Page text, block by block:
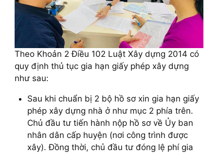
Theo Khoản 2 Điều 102 Luật Xây dựng 2014 có
quy định thủ tục gia hạn giấy phép xây dựng
như sau:
Sau khi chuẩn bị 2 bộ hồ sơ xin gia hạn giấy
phép xây dựng nhà ở như mục 2 phía trên.
Chủ đầu tư tiến hành nộp hồ sơ về Ủy ban
nhân dân cấp huyện (nơi công trình được
xây). Đồng thời, chủ đầu tư đóng lệ phí gia